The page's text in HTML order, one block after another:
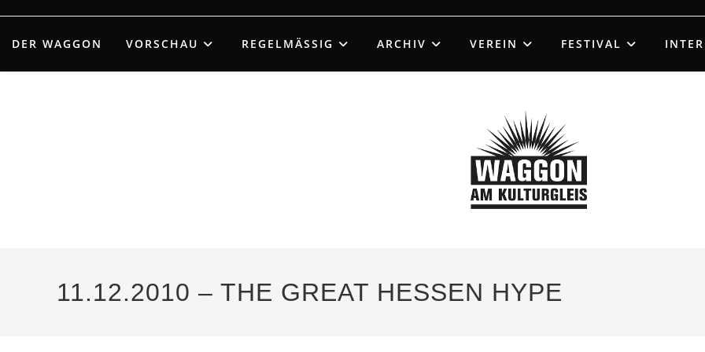
springen
DER WAGGON VORSCHAU REGELMÄSSIG ARCHIV VEREIN FESTIVAL
11.12.2010 – THE GREAT HESSEN HYPE